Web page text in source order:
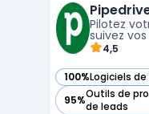
intégrés,
marketing to ...
Pilotez
suivez
4,5
100%Logiciels
— voir Pipedrive
95%Outils de
de leads
— voir Pipedrive